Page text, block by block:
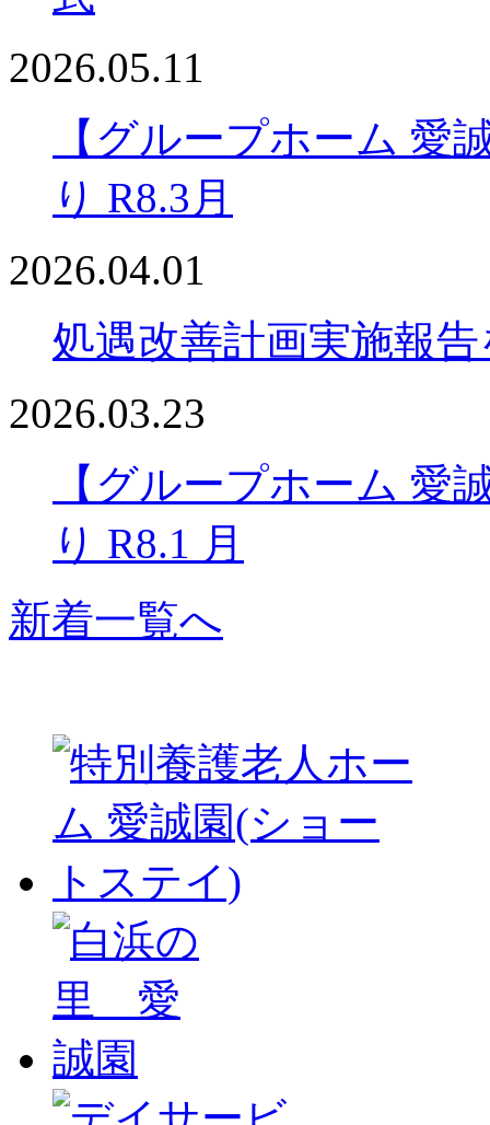
2026.05.11
【グループホーム 愛
り R8.3月
2026.04.01
処遇改善計画実施報
2026.03.23
【グループホーム 愛
り R8.1 月
新着一覧へ